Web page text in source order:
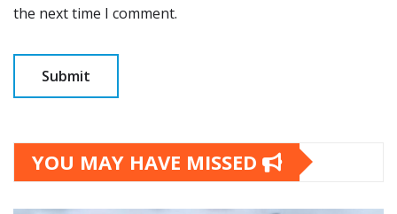
the next time I comment.
YOU MAY HAVE MISSED